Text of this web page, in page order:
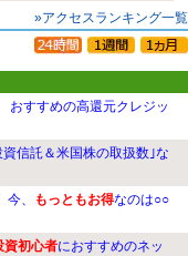
»アクセスランキング一覧
すすめの高還元クレジッ
資信託＆米国株の取扱数｣な
、 もっともお得なのは○○
資初心者におすすめのネッ